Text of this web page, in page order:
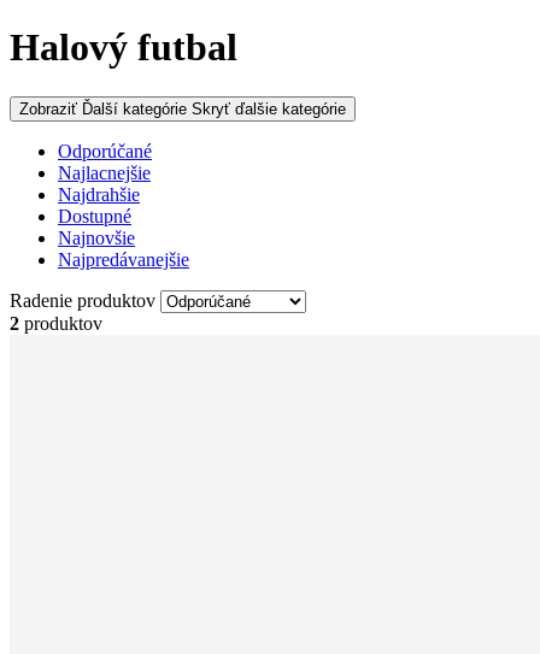
Halový futbal
Zobraziť Ďalší kategórie Skryť ďalšie kategórie
Odporúčané
Najlacnejšie
Najdrahšie
Dostupné
Najnovšie
Najpredávanejšie
Radenie produktov
2 produktov